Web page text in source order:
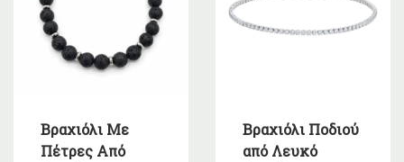
Βραχιόλι Με
Πέτρες Από
Βραχιόλι Ποδιού
από Λευκό